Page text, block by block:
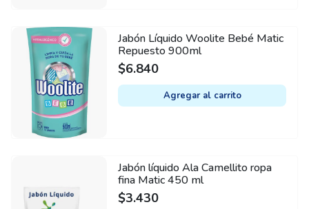
Jabón Líquido Woolite Bebé Matic
Repuesto 900ml
$6.840
Agregar al carrito
Jabón líquido Ala Camellito ropa
fina Matic 450 ml
$3.430